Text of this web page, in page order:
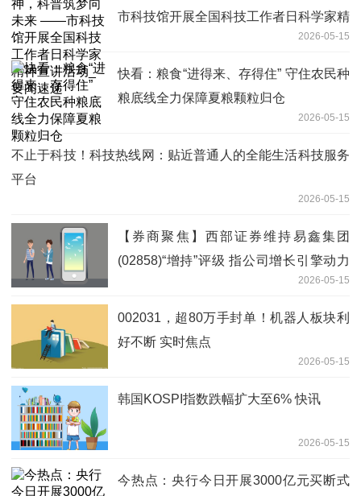
市科技馆开展全国科技工作者日科学家精
2026-05-15
快看：粮食“进得来、存得住” 守住农民种
粮底线全力保障夏粮颗粒归仓
2026-05-15
不止于科技！科技热线网：贴近普通人的全能生活科技服务
平台
2026-05-15
【券商聚焦】西部证券维持易鑫集团
(02858)“增持”评级 指公司增长引擎动力
2026-05-15
002031，超80万手封单！机器人板块利
好不断 实时焦点
2026-05-15
韩国KOSPI指数跌幅扩大至6% 快讯
2026-05-15
今热点：央行今日开展3000亿元买断式